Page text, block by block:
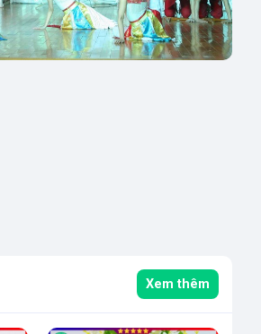
Xem thêm